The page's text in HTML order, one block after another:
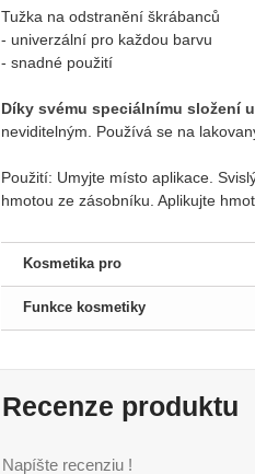
Tužka na odstranění škrábanců
- univerzální pro každou barvu
- snadné použití
Díky svému speciálnímu složení
neviditelným. Používá se na
Použití: Umyjte místo aplikace.
hmotou ze zásobníku. Aplikujte
Kosmetika pro
Funkce kosmetiky
Recenze produktu
Napíšte recenziu !